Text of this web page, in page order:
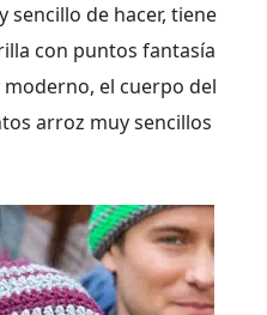
sencillo de hacer, tiene
con puntos fantasía
el cuerpo del
arroz muy sencillos